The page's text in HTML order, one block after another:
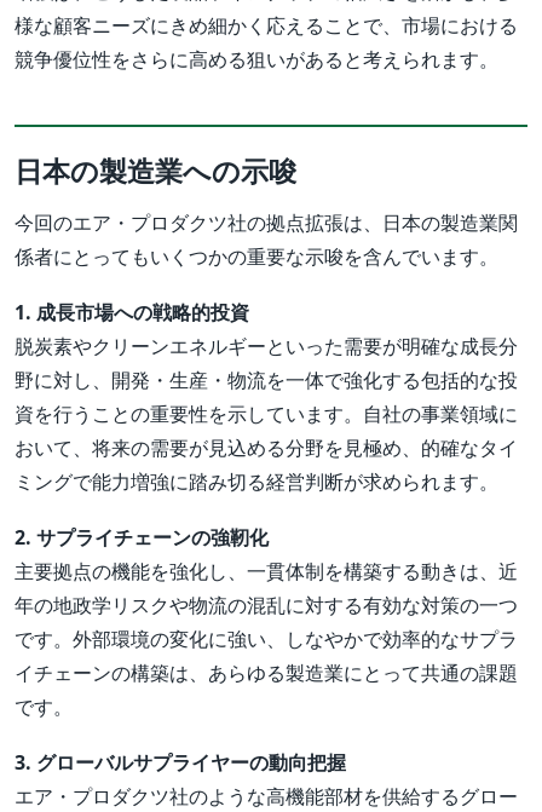
様な顧客ニーズにきめ細かく応えることで、市場における
競争優位性をさらに高める狙いがあると考えられます。
日本の製造業への示唆
今回のエア・プロダクツ社の拠点拡張は、日本の製造業関
係者にとってもいくつかの重要な示唆を含んでいます。
1. 成長市場への戦略的投資
脱炭素やクリーンエネルギーといった需要が明確な成長分
野に対し、開発・生産・物流を一体で強化する包括的な投
資を行うことの重要性を示しています。自社の事業領域に
おいて、将来の需要が見込める分野を見極め、的確なタイ
ミングで能力増強に踏み切る経営判断が求められます。
2. サプライチェーンの強靭化
主要拠点の機能を強化し、一貫体制を構築する動きは、近
年の地政学リスクや物流の混乱に対する有効な対策の一つ
です。外部環境の変化に強い、しなやかで効率的なサプラ
イチェーンの構築は、あらゆる製造業にとって共通の課題
です。
3. グローバルサプライヤーの動向把握
エア・プロダクツ社のような高機能部材を供給するグロー